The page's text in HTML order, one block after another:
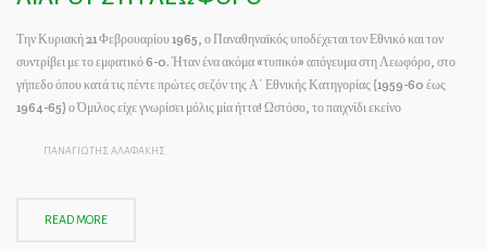
Την Κυριακή 21 Φεβρουαρίου 1965, ο Παναθηναϊκός υποδέχεται τον Εθνικό και τον
συντρίβει με το εμφατικό 6-0. Ήταν ένα ακόμα «τυπικό» απόγευμα στη Λεωφόρο, στο
γήπεδο όπου κατά τις πέντε πρώτες σεζόν της Α΄ Εθνικής Κατηγορίας (1959-60 έως
1964-65) ο Όμιλος είχε γνωρίσει μόλις μία ήττα! Ωστόσο, το παιχνίδι εκείνο
ΠΑΝΑΓΙΩΤΗΣ ΑΛΑΦΑΚΗΣ
READ MORE